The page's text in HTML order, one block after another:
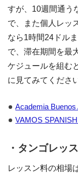
すが、10週間通う
で、また個人レッ
なら1時間24ドル
で、滞在期間を最
ケジュールを組む
に見てみてくださ
Academia Buenos
VAMOS
・タンゴレッ
レッスン料の相場